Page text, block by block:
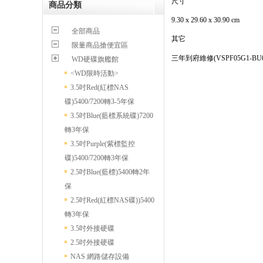
商品分類
全部商品
限量商品搶便宜區
WD硬碟旗艦館
<WD限時活動>
3.5吋Red(紅標NAS
碟)5400/7200轉3-5年保
3.5吋Blue(藍標系統碟)7200
轉3年保
3.5吋Purple(紫標監控
碟)5400/7200轉3年保
2.5吋Blue(藍標)5400轉2年
保
2.5吋Red(紅標NAS碟))5400
轉3年保
3.5吋外接硬碟
2.5吋外接硬碟
NAS 網路儲存設備
9.30 x 29.60 x 30.90 cm
其它
三年到府維修(VSPF05G1-